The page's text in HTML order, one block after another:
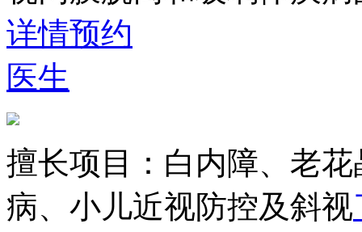
详情预约
医生
擅长项目： 白内障、老
病、小儿近视防控及斜视